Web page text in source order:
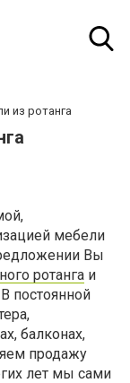
из ротанга
мебели
Вы
ротанга и
постоянной
балконах,
продажу
лет мы сами